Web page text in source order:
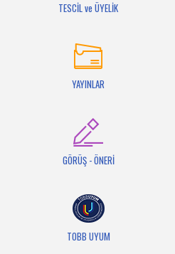
TESCİL ve ÜYELİK
YAYINLAR
GÖRÜŞ - ÖNERİ
TOBB UYUM